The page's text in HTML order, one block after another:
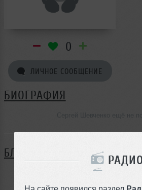
На сайте появился раздел
0
ЛИЧНОЕ СООБЩЕНИЕ
БИОГРАФИЯ
БЛОГ